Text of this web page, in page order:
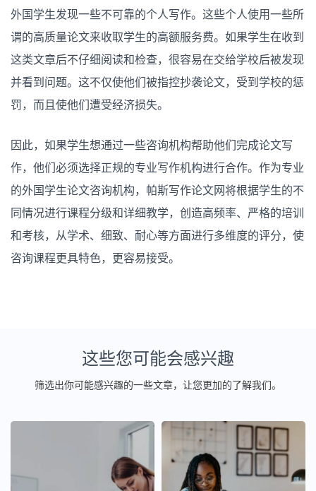
外国学生发现一些不可靠的个人写作。这些个人使用一些所
谓的高质量论文来收取学生的高额服务费。如果学生在收到
这类文章后不仔细阅读和检查，很容易在交给学校后被发现
并看到问题。这不仅使他们被指控抄袭论文，受到学校的惩
罚，而且使他们遭受经济损失。
因此，如果学生想通过一些咨询机构帮助他们完成论文写
作，他们必须选择正规的专业写作机构进行合作。作为专业
的外国学生论文咨询机构，帕斯写作论文网将根据学生的不
同情况进行课程分级和详细教学，创造高频率、严格的培训
和考核，从学术、细致、耐心等方面进行多维度的评分，使
咨询课程更具特色，更容易接受。
这些您可能会感兴趣
筛选出你可能感兴趣的一些文章，让您更加的了解我们。